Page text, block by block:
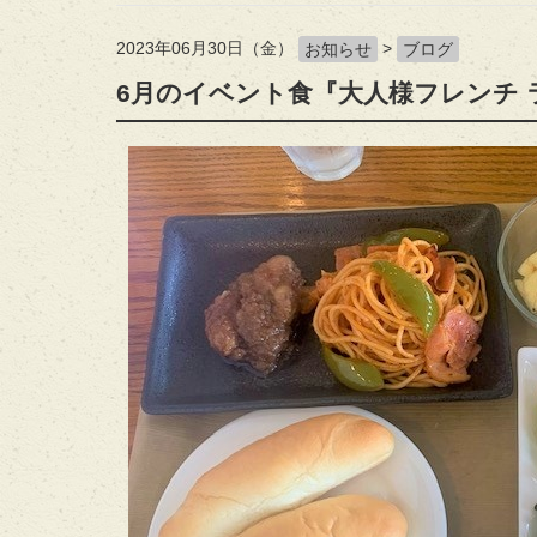
2023年06月30日（金） お知らせ > ブログ
6月のイベント食『大人様フレンチ